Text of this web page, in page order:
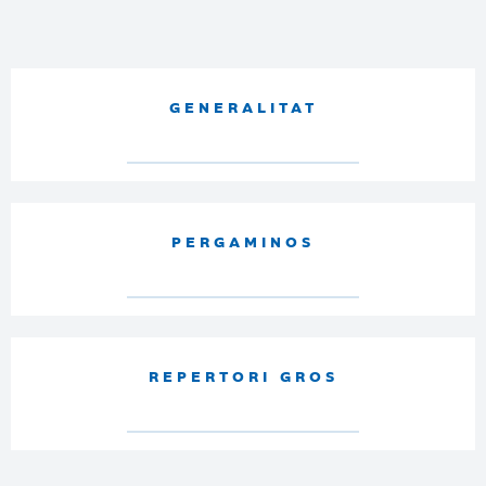
GENERALITAT
PERGAMINOS
REPERTORI GROS